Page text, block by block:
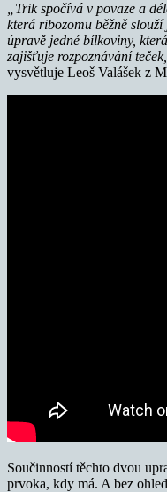
„Trik spočívá v povaze a
která ribozomu běžně
úpravě jedné bílkoviny,
zajišťuje rozpoznávání
vysvětluje Leoš Valášek z
Součinností těchto dvou
prvoka, kdy má. A bez